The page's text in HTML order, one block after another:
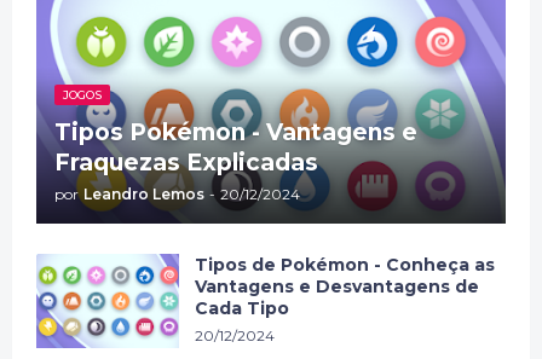
JOGOS
Tipos Pokémon - Vantagens e
Fraquezas Explicadas
por Leandro Lemos - 20/12/2024
Tipos de Pokémon - Conheça as
Vantagens e Desvantagens de
Cada Tipo
20/12/2024